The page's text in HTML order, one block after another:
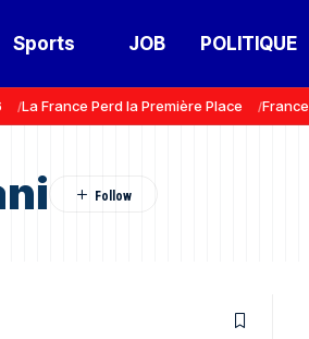
Sports JOB POLITIQUE
La France Perd la Première Place France